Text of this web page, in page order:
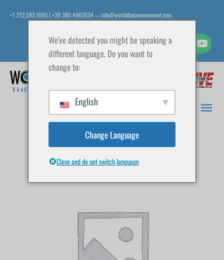
Inhalt+1 212.582.1090 | +39 380 4962634 — info@worlddancemovement.com
We've detected you might be speaking a
different language. Do you want to
change to:
English
Change Language
Close and do not switch language